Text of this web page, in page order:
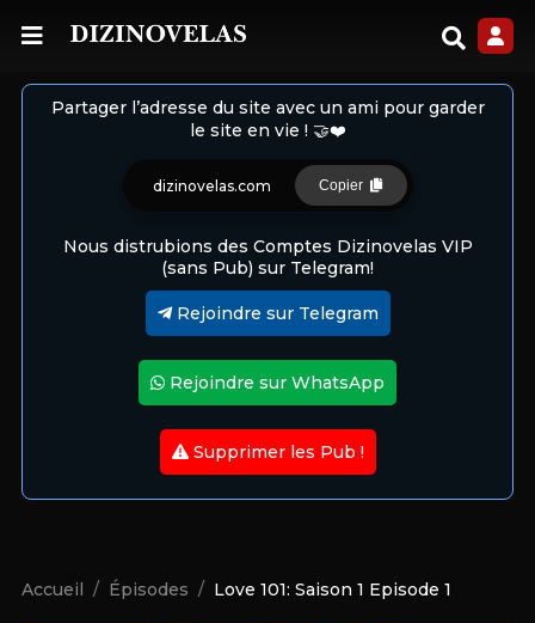
Partager l’adresse du site avec un ami pour garder
le site en vie ! 🤝❤️
dizinovelas.com Copier
Nous distrubions des Comptes Dizinovelas VIP
(sans Pub) sur Telegram!
Rejoindre sur Telegram
Rejoindre sur WhatsApp
Supprimer les Pub !
Accueil Épisodes Love 101: Saison 1 Episode 1